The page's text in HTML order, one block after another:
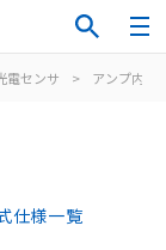
電センサ > アンプ内蔵
仕様一覧